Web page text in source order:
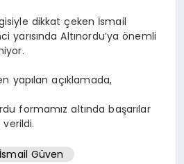
dikkat çeken İsmail
yarısında Altınordu’ya önemli
yapılan açıklamada,
formamız altında başarılar
Güven